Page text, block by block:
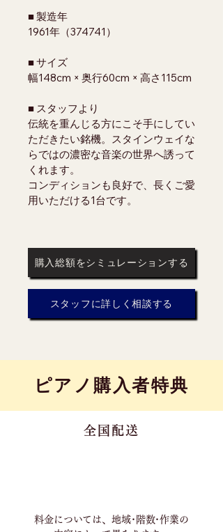
■ 製造年
1961年（374741）
■ サイズ
幅148cm × 奥行60cm × 高さ115cm
■ スタッフより
伝統を重んじる方にこそ手にしてい
ただきたい銘機。スタインウェイな
らではの濃密な音楽の世界へ誘って
くれます。
コンディションも良好で、長くご愛
用いただける1台です。
購入総額をシミュレーションする
スタッフに詳しく相談する
​ピアノ購入者特典
全国配送
料金については、地域･階数･作業の